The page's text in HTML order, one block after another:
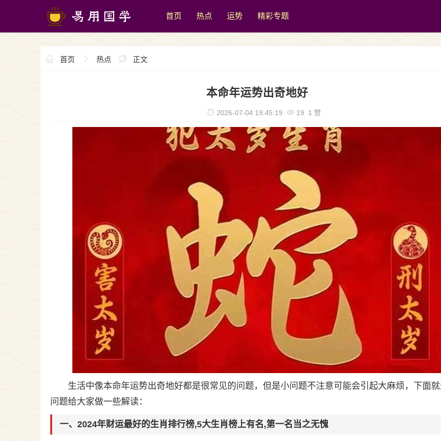
首页 热点 运势 精彩专题
首页 热点 正文
本命年运势出奇地好
2026-07-04 19:45:19 19 1 赞
生活中像本命年运势出奇地好都是很常见的问题，但是小问题不注意可能会引起大麻烦，下面
问题给大家做一些解读：
一、2024年财运最好的生肖排行榜,5大生肖榜上有名,第一名当之无愧